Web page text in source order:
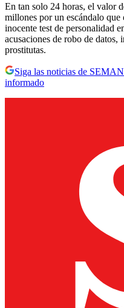
En tan solo 24 horas, el valor
millones por un escándalo que
inocente test de personalidad
acusaciones de robo de
prostitutas.
Siga las noticias de
informado